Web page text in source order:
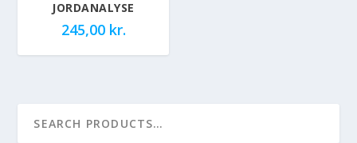
JORDANALYSE
245,00 kr.